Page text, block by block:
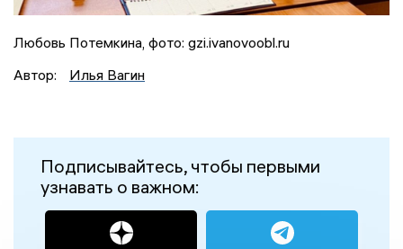
Любовь Потемкина, фото: gzi.ivanovoobl.ru
Автор:
Илья Вагин
Подписывайтесь, чтобы первыми
узнавать о важном: